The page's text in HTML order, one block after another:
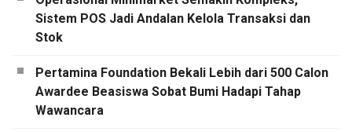
Sistem POS Jadi Andalan Kelola Transaksi dan
Stok
Pertamina Foundation Bekali Lebih dari 500 Calon
Awardee Beasiswa Sobat Bumi Hadapi Tahap
Wawancara